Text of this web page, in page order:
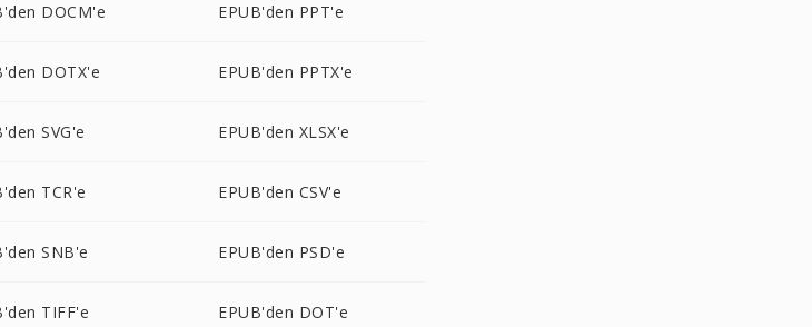
DOCM'e EPUB'den PPT'e
DOTX'e EPUB'den PPTX'e
SVG'e EPUB'den XLSX'e
TCR'e EPUB'den CSV'e
SNB'e EPUB'den PSD'e
TIFF'e EPUB'den DOT'e